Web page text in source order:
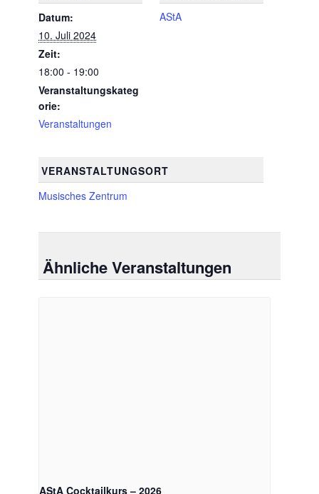
Datum:
10. Juli 2024
Zeit:
18:00 - 19:00
Veranstaltungskateg
orie:
Veranstaltungen
VERANSTALTUNGSORT
Musisches Zentrum
AStA
Ähnliche Veranstaltungen
AStA Cocktailkurs – 2026